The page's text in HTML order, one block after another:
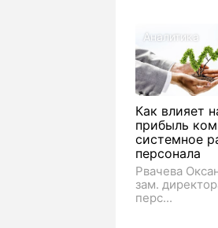
Аналитика
Как влияет
прибыль
системное
персонала
Рвачева
зам.
перс...